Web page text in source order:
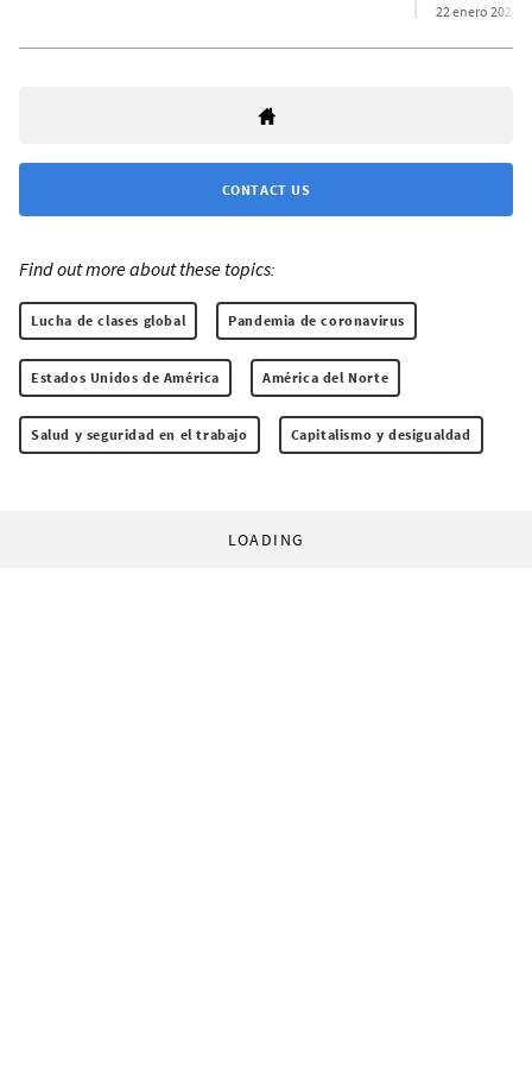
22 enero 2021
CONTACT US
Find out more about these topics:
Lucha de clases global Pandemia de coronavirus
Estados Unidos de América América del Norte
Salud y seguridad en el trabajo Capitalismo y desigualdad
LOADING